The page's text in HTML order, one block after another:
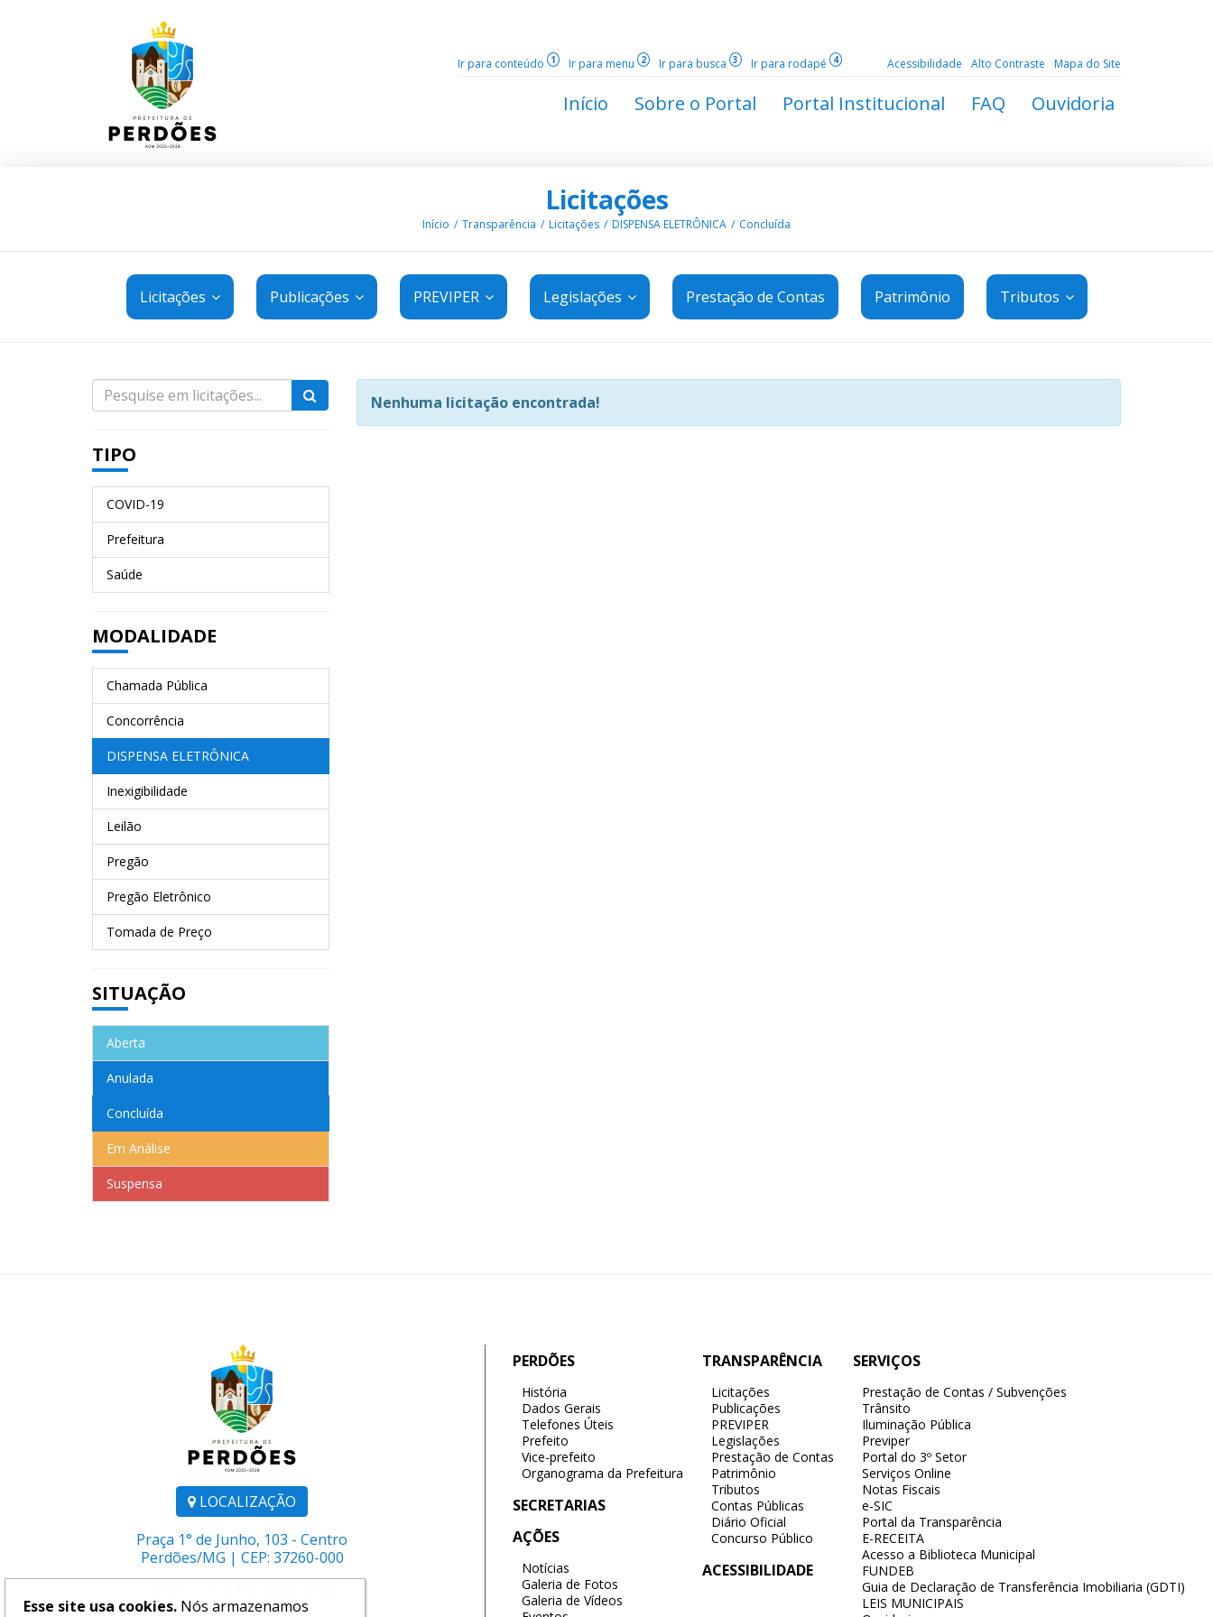
Ir para conteúdo 1 Ir para menu 2 Ir para busca 3 Ir para rodapé 4 Acessibilidade Alto Contraste Mapa do Site
Início Sobre o Portal Portal Institucional FAQ Ouvidoria
Licitações
Início Transparência Licitações DISPENSA ELETRÔNICA Concluída
Licitações Publicações PREVIPER Legislações Prestação de Contas Patrimônio Tributos
TIPO
COVID-19
Prefeitura
Saúde
MODALIDADE
Chamada Pública
Concorrência
DISPENSA ELETRÔNICA
Inexigibilidade
Leilão
Pregão
Pregão Eletrônico
Tomada de Preço
SITUAÇÃO
Aberta
Anulada
Concluída
Em Análise
Suspensa
Nenhuma licitação encontrada!
LOCALIZAÇÃO
Praça 1° de Junho, 103 - Centro
Perdões/MG | CEP: 37260-000
PERDÕES
História
Dados Gerais
Telefones Úteis
Prefeito
Vice-prefeito
Organograma da Prefeitura
SECRETARIAS
AÇÕES
Notícias
Galeria de Fotos
Galeria de Vídeos
TRANSPARÊNCIA
Licitações
Publicações
PREVIPER
Legislações
Prestação de Contas
Patrimônio
Tributos
Contas Públicas
Diário Oficial
Concurso Público
ACESSIBILIDADE
SERVIÇOS
Prestação de Contas / Subvenções
Trânsito
Iluminação Pública
Previper
Portal do 3º Setor
Serviços Online
Notas Fiscais
e-SIC
Portal da Transparência
E-RECEITA
Acesso a Biblioteca Municipal
FUNDEB
Guia de Declaração de Transferência Imobiliaria (GDTI)
LEIS MUNICIPAIS
Esse site usa cookies. Nós armazenamos